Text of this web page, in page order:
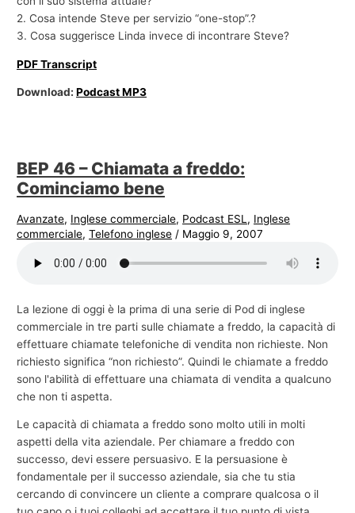
2. Cosa intende Steve per servizio “one-stop”.?
3. Cosa suggerisce Linda invece di incontrare Steve?
PDF Transcript
Download:Podcast MP3
BEP 46 – Chiamata a freddo:
Cominciamo bene
Avanzate, Inglese commerciale, Podcast ESL , Inglese
commerciale,Telefono inglese / Maggio 9, 2007
La lezione di oggi è la prima di una serie di Pod di inglese
commerciale in tre parti sulle chiamate a freddo, la capacità di
effettuare chiamate telefoniche di vendita non richieste. Non
richiesto significa “non richiesto”. Quindi le chiamate a freddo
sono l'abilità di effettuare una chiamata di vendita a qualcuno
che non ti aspetta.
Le capacità di chiamata a freddo sono molto utili in molti
aspetti della vita aziendale. Per chiamare a freddo con
successo, devi essere persuasivo. E la persuasione è
fondamentale per il successo aziendale, sia che tu stia
cercando di convincere un cliente a comprare qualcosa o il